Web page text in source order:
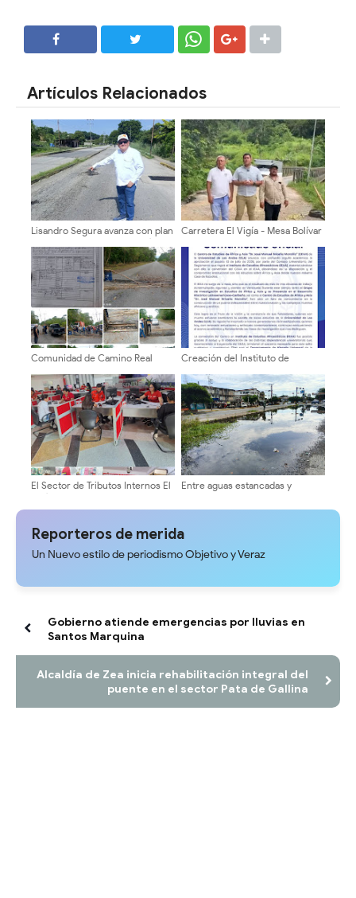
Artículos Relacionados
Lisandro Segura avanza con plan
de asfaltado 2026 en El Vigía
Carretera El Vigía - Mesa Bolívar
Comunidad de Camino Real
la alcantarilla, asfaltado y
alumbrado público en El Vigía
Creación del Instituto de
la Universidad de Los Andes
(ULA)
El Sector de Tributos Internos El
Vigía intensifica atención al
contribuyente y operativos de
Entre aguas estancadas y
central de Nueva Bolivia exige
Reporteros de merida
Un Nuevo estilo de periodismo Objetivo y Veraz
Gobierno atiende emergencias por lluvias en
Santos Marquina
Alcaldía de Zea inicia rehabilitación integral del
puente en el sector Pata de Gallina